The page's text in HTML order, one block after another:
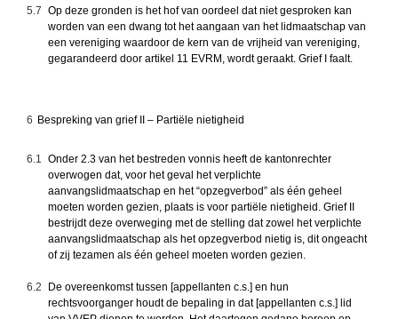
5.7 Op deze gronden is het hof van oordeel dat niet gesproken kan
worden van een dwang tot het aangaan van het lidmaatschap van
een vereniging waardoor de kern van de vrijheid van vereniging,
gegarandeerd door artikel 11 EVRM, wordt geraakt. Grief I faalt.
6 Bespreking van grief II – Partiële nietigheid
6.1 Onder 2.3 van het bestreden vonnis heeft de kantonrechter
overwogen dat, voor het geval het verplichte
aanvangslidmaatschap en het “opzegverbod” als één geheel
moeten worden gezien, plaats is voor partiële nietigheid. Grief II
bestrijdt deze overweging met de stelling dat zowel het verplichte
aanvangslidmaatschap als het opzegverbod nietig is, dit ongeacht
of zij tezamen als één geheel moeten worden gezien.
6.2
De overeenkomst tussen [appellanten c.s.] en hun
rechtsvoorganger houdt de bepaling in dat [appellanten c.s.] lid